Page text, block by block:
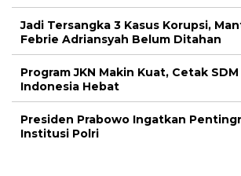
Jadi Tersangka 3 Kasus Korupsi,
Febrie Adriansyah Belum Ditahan
Program JKN Makin Kuat, Cetak
Indonesia Hebat
Presiden Prabowo Ingatkan
Institusi Polri